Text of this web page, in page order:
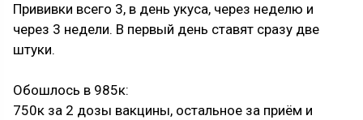
Прививки всего 3, в день укуса, через неделю и
через 3 недели. В первый день ставят сразу две
штуки.
Обошлось в 985к:
750к за 2 дозы вакцины, остальное за приём и